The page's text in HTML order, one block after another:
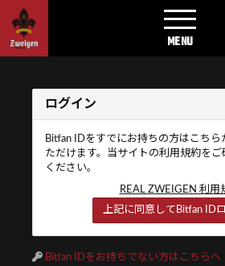
MENU
ログイン
Bitfan IDをすでにお持ちの方はこちら
ただけます。当サイトの利用規約を
ください。
REAL ZWEIGEN 利用
上記に同意してBitfan ID
Bitfan IDをお持ちでない方はこちらへ